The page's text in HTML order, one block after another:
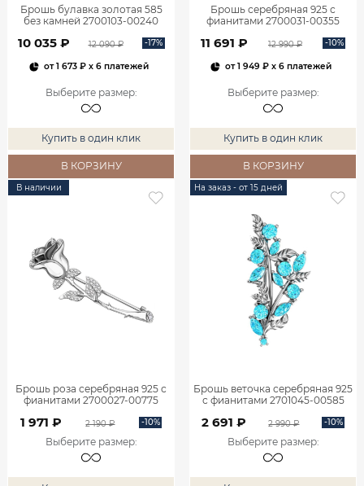
Брошь булавка золотая 585
без камней 2700103-00240
10 035 ₽ 12 090 ₽ -17%
от1 673 ₽x 6 платежей
Выберите размер:
Купить в один клик
В КОРЗИНУ
Брошь серебряная 925 с
фианитами 2700031-00355
11 691 ₽ 12 990 ₽ -10%
от1 949 ₽x 6 платежей
Выберите размер:
Купить в один клик
В КОРЗИНУ
В наличии
Брошь роза серебряная 925 с
фианитами 2700027-00775
1 971 ₽ 2 190 ₽ -10%
Выберите размер:
На заказ - от 15 дней
Брошь веточка серебряная 925
с фианитами 2701045-00585
2 691 ₽ 2 990 ₽ -10%
Выберите размер: